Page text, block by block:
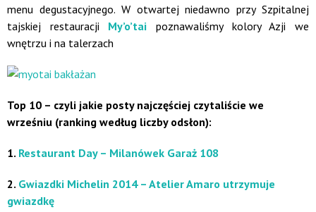
menu degustacyjnego. W otwartej niedawno przy Szpitalnej
tajskiej restauracji My’o’tai poznawaliśmy kolory Azji we
wnętrzu i na talerzach
Top 10 – czyli jakie posty najczęściej czytaliście we
wrześniu (ranking według liczby odsłon):
1. Restaurant Day – Milanówek Garaż 108
2. Gwiazdki Michelin 2014 – Atelier Amaro utrzymuje
gwiazdkę